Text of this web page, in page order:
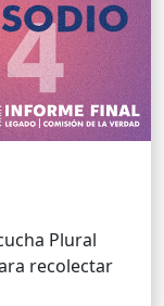
Plural
recolectar